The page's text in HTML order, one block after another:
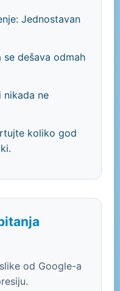
Jednostavan
dešava odmah
nikada ne
koliko god
od Google-a